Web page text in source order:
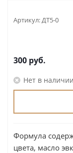
Артикул:ДТ5-0
300 руб.
Нет в наличии
Формула
цвета, масло